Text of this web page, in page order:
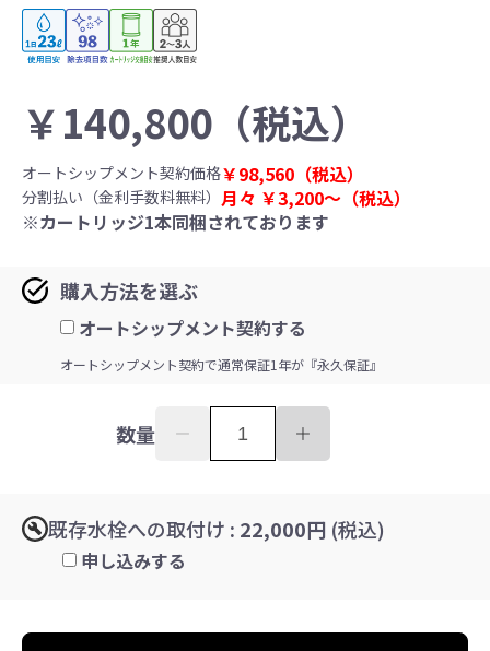
￥140,800 （税込）
オートシップメント契約価格￥98,560 （税込）
分割払い（金利手数料無料） 月々 ￥3,200〜 （税込）
※カートリッジ1本同梱されております
購入方法を選ぶ
オートシップメント契約する
オートシップメント契約で通常保証1年が『永久保証』
数量
既存水栓への取付け : 22,000円 (税込)
申し込みする